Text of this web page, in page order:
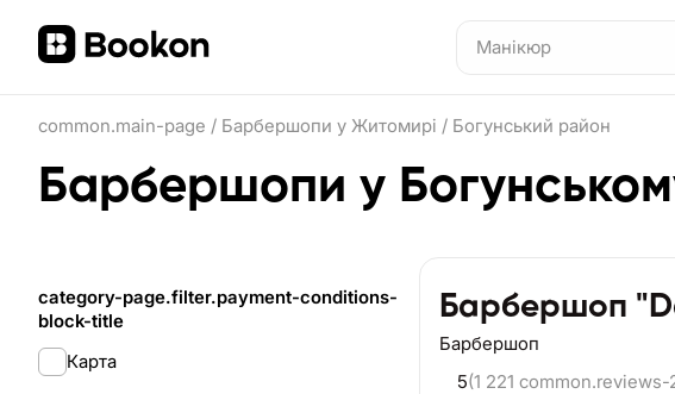
common.main-page / Барбершопи у Житомирі / Богунський район
Барбершопи у
category-page.filter.payment-conditions-
block-title
Карта
Барбершоп
Барбершоп
5(1 221 common.reviews-